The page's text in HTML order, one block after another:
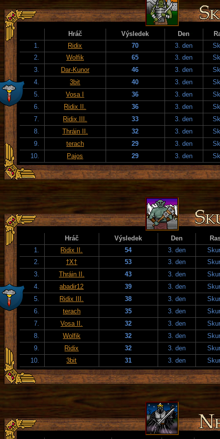
Hráč Výsledek Den
1.
Ridix 70 3. den
2.
Wolfik 65 3. den
3.
Dar-Kunor 46 3. den
4.
3bit 40 3. den
5.
Vosa I 36 3. den
6.
Ridix II. 36 3. den
7.
Ridix III. 33 3. den
8.
Thráin II. 32 3. den
9.
terach 29 3. den
10.
Pajos 29 3. den
Hráč Výsledek Den
1.
Ridix II. 54 3. den
2.
†X† 53 3. den
3.
Thráin II. 43 3. den
4.
abadir12 39 3. den
5.
Ridix III. 38 3. den
6.
terach 35 3. den
7.
Vosa II. 32 3. den
8.
Wolfik 32 3. den
9.
Ridix 32 3. den
10.
3bit 31 3. den